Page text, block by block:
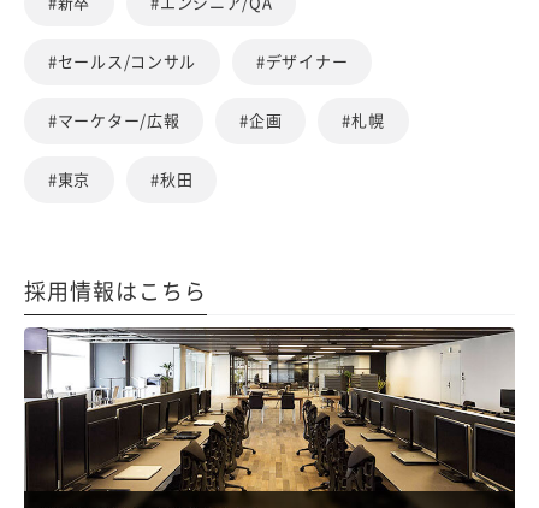
#セールス/コンサル #デザイナー
#マーケター/広報 #企画 #札幌
#東京 #秋田
採用情報はこちら